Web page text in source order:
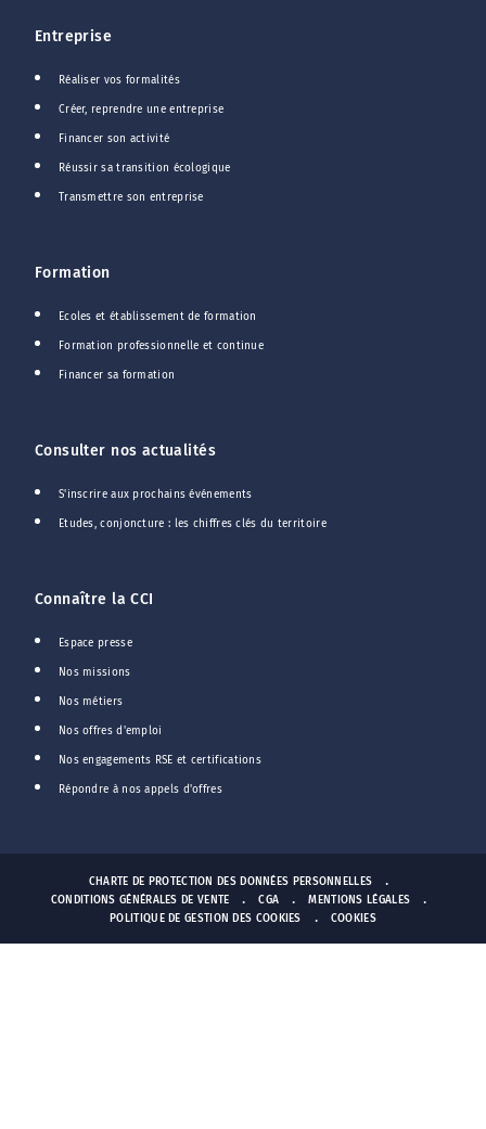
Entreprise
Réaliser vos formalités
Créer, reprendre une entreprise
Financer son activité
Réussir sa transition écologique
Transmettre son entreprise
Formation
Ecoles et établissement de formation
Formation professionnelle et continue
Financer sa formation
Consulter nos actualités
S'inscrire aux prochains événements
Etudes, conjoncture : les chiffres clés du territoire
Connaître la CCI
Espace presse
Nos missions
Nos métiers
Nos offres d'emploi
Nos engagements RSE et certifications
Répondre à nos appels d'offres
CHARTE DE PROTECTION DES DONNÉES PERSONNELLES
CONDITIONS GÉNÉRALES DE VENTE
CGA
MENTIONS LÉGALES
POLITIQUE DE GESTION DES COOKIES
COOKIES